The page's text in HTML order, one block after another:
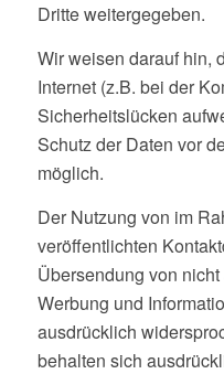
Dritte weitergegeben.
Wir weisen darauf hin,
Internet (z.B. bei der
Sicherheitslücken
Schutz der Daten vor
möglich.
Der Nutzung von im
veröffentlichten
Übersendung von
Werbung und
ausdrücklich
behalten sich